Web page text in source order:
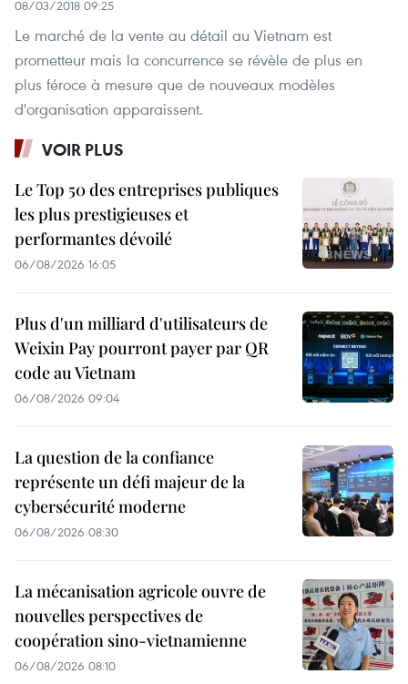
08/03/2018 09:25
Le marché de la vente au détail au Vietnam est
prometteur mais la concurrence se révèle de plus en
plus féroce à mesure que de nouveaux modèles
d'organisation apparaissent.
VOIR PLUS
Le Top 50 des entreprises publiques
les plus prestigieuses et
performantes dévoilé
06/08/2026 16:05
Plus d'un milliard d'utilisateurs de
Weixin Pay pourront payer par QR
code au Vietnam
06/08/2026 09:04
La question de la confiance
représente un défi majeur de la
cybersécurité moderne
06/08/2026 08:30
La mécanisation agricole ouvre de
nouvelles perspectives de
coopération sino-vietnamienne
06/08/2026 08:10